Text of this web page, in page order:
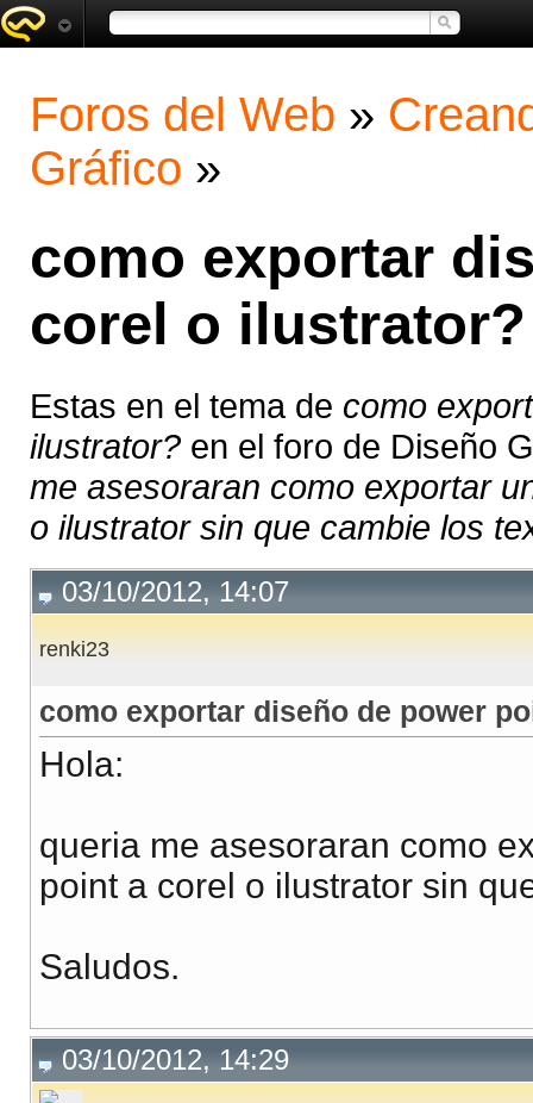
Foros del Web »
Gráfico »
como exportar
corel o ilustrator?
Estas en el tema de como
ilustrator? en el foro de Diseño
me asesoraran como exportar
o ilustrator sin que cambie los
03/10/2012, 14:07
renki23
como exportar diseño de power
Hola:
queria me asesoraran como
point a corel o ilustrator sin
Saludos.
03/10/2012, 14:29